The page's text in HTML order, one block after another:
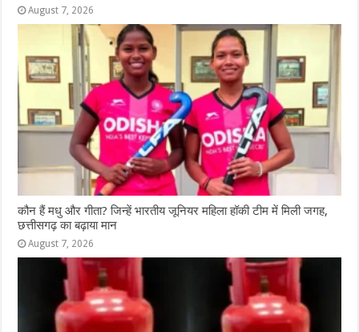
August 7, 2026
कौन हैं मधु और गीता? जिन्हें भारतीय जूनियर महिला हॉकी टीम में मिली जगह,
छत्तीसगढ़ का बढ़ाया मान
August 7, 2026